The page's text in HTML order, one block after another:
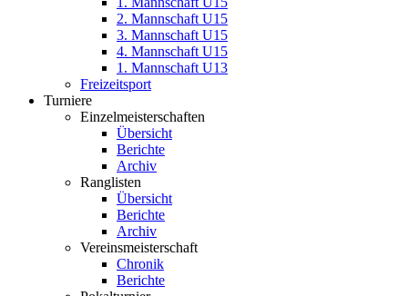
2. Mannschaft U15
3. Mannschaft U15
4. Mannschaft U15
1. Mannschaft U13
Freizeitsport
Turniere
Einzelmeisterschaften
Übersicht
Berichte
Archiv
Ranglisten
Übersicht
Berichte
Archiv
Vereinsmeisterschaft
Chronik
Berichte